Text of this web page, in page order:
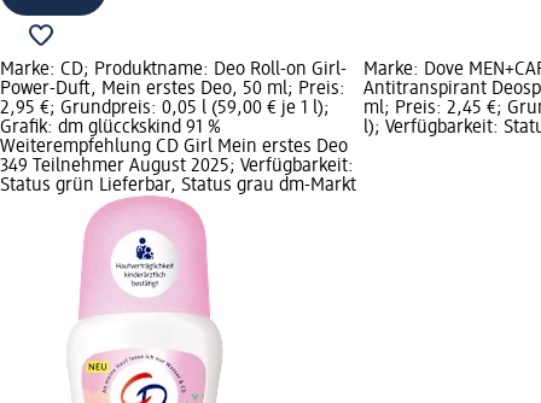
Marke: CD; Produktname: Deo Roll-on Girl-
Power-Duft, Mein erstes Deo, 50 ml; Preis:
2,95 €; Grundpreis: 0,05 l (59,00 € je 1 l);
Grafik: dm glücckskind 91 %
Weiterempfehlung CD Girl Mein erstes Deo
349 Teilnehmer August 2025; Verfügbarkeit:
Status grün Lieferbar, Status grau dm-Markt
Marke: Dove
Antitranspirant
ml; Preis: 2,45 €;
l); Verfügbarkeit: